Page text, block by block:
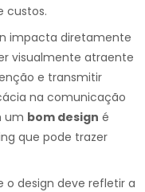
custos.
impacta diretamente
visualmente atraente
e transmitir
na comunicação
um bom design é
que pode trazer
o design deve refletir a